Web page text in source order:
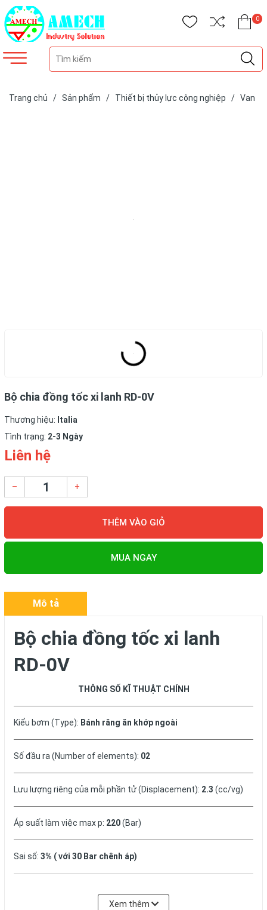
0
Trang chủ / Sản phẩm / Thiết bị thủy lực công nghiệp / Van
Bộ chia đồng tốc xi lanh RD-0V
Thương hiệu: Italia
Tình trạng: 2-3 Ngày
Liên hệ
– +
THÊM VÀO GIỎ
MUA NGAY
Mô tả
Bộ chia đồng tốc xi lanh
RD-0V
THÔNG SỐ KĨ THUẬT CHÍNH
Kiểu bơm (Type): Bánh răng ăn khớp ngoài
Số đầu ra (Number of elements): 02
Lưu lượng riêng của mỗi phần tử (Displacement): 2.3 (cc/vg)
Áp suất làm việc max p: 220(Bar)
Sai số: 3% ( với 30 Bar chênh áp)
Xem thêm